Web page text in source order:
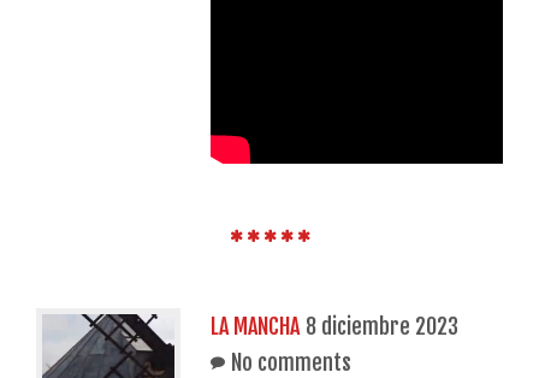
LA MANCHA 8 diciembre 2023
No comments